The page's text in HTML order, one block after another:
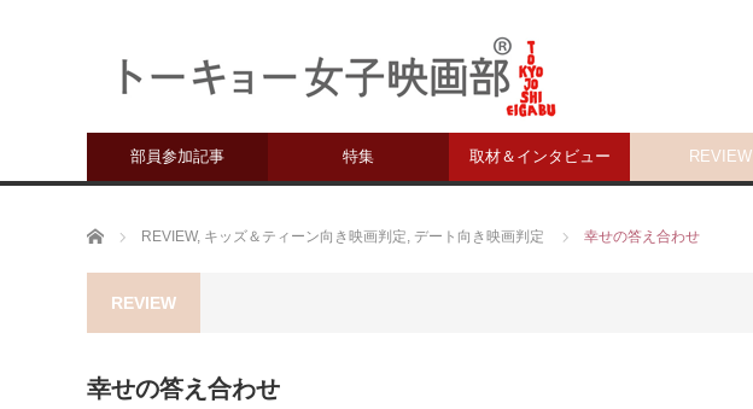
部員参加記事 特集 取材＆インタビュー REVIEW
ホーム REVIEW, キッズ＆ティーン向き映画判定, デート向き映画判定 幸せの答え合わせ
REVIEW
幸せの答え合わせ